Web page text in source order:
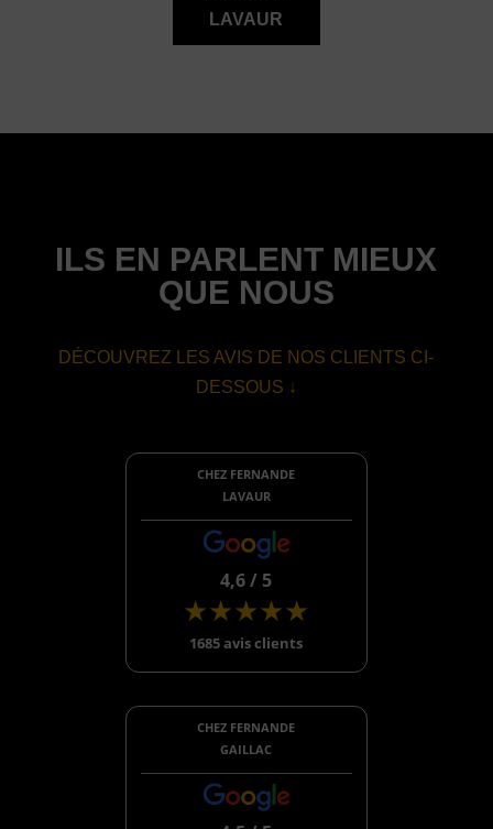
LAVAUR
ILS EN PARLENT MIEUX
QUE NOUS
DÉCOUVREZ LES AVIS DE NOS CLIENTS CI-
DESSOUS ↓
CHEZ FERNANDE
LAVAUR
4,6 / 5
★★★★★
1685 avis clients
CHEZ FERNANDE
GAILLAC